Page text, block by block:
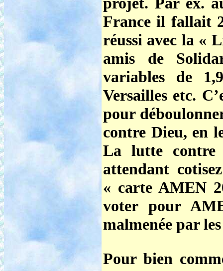
France il fallait
réussi avec la «
amis de
variables de
Versailles etc.
pour
contre Dieu, en
La lutte contre
attendant
« carte AMEN
voter pour
malmenée par
Pour bien